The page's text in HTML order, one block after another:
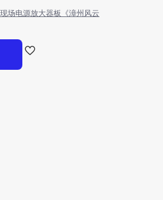
场电源放大器板《漳州风云